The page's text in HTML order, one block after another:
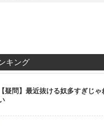
キング
【疑問】最近抜ける奴多すぎじ